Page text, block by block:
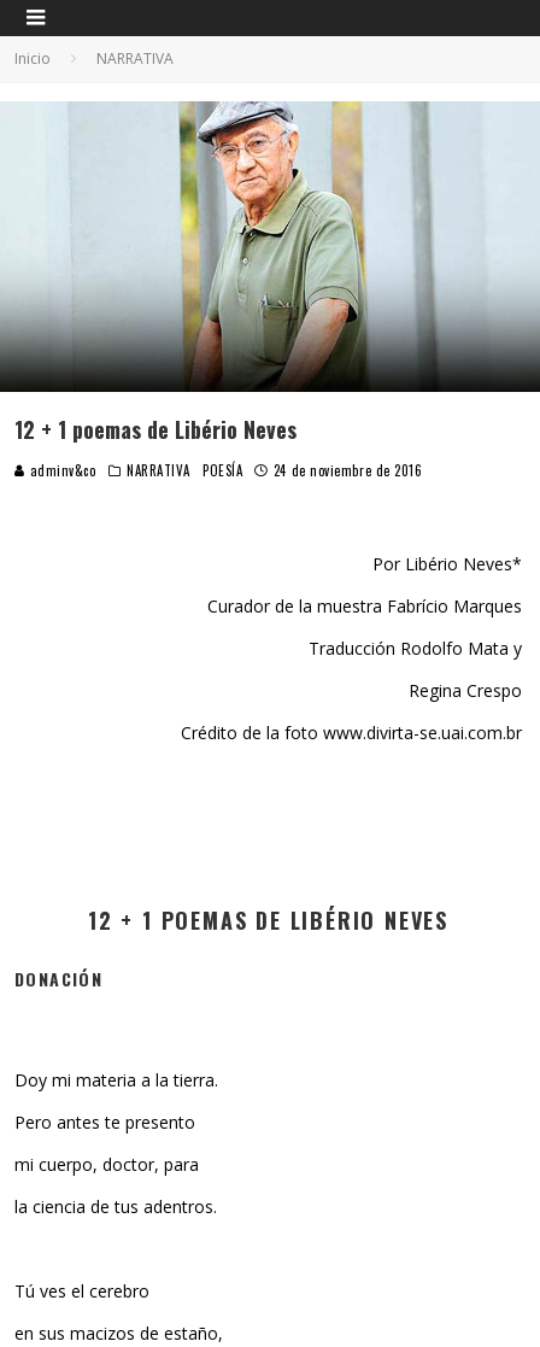
Inicio NARRATIVA
12 + 1 poemas de Libério Neves
adminv&co NARRATIVA POESÍA 24 de noviembre de 2016
Por Libério Neves*
Curador de la muestra Fabrício Marques
Traducción Rodolfo Mata y
Regina Crespo
Crédito de la foto www.divirta-se.uai.com.br
12 + 1 POEMAS DE LIBÉRIO NEVES
DONACIÓN
Doy mi materia a la tierra.
Pero antes te presento
mi cuerpo, doctor, para
la ciencia de tus adentros.
Tú ves el cerebro
en sus macizos de estaño,